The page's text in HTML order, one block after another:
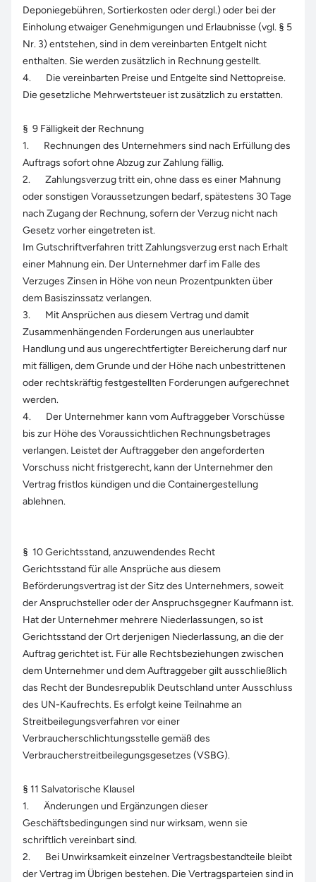
Deponiegebühren, Sortierkosten oder dergl.) oder bei der
Einholung etwaiger Genehmigungen und Erlaubnisse (vgl. § 5
Nr. 3) entstehen, sind in dem vereinbarten Entgelt nicht
enthalten. Sie werden zusätzlich in Rechnung gestellt.
4. Die vereinbarten Preise und Entgelte sind Nettopreise.
Die gesetzliche Mehrwertsteuer ist zusätzlich zu erstatten.
§ 9 Fälligkeit der Rechnung
1. Rechnungen des Unternehmers sind nach Erfüllung des
Auftrags sofort ohne Abzug zur Zahlung fällig.
2. Zahlungsverzug tritt ein, ohne dass es einer Mahnung
oder sonstigen Voraussetzungen bedarf, spätestens 30 Tage
nach Zugang der Rechnung, sofern der Verzug nicht nach
Gesetz vorher eingetreten ist.
Im Gutschriftverfahren tritt Zahlungsverzug erst nach Erhalt
einer Mahnung ein. Der Unternehmer darf im Falle des
Verzuges Zinsen in Höhe von neun Prozentpunkten über
dem Basiszinssatz verlangen.
3. Mit Ansprüchen aus diesem Vertrag und damit
Zusammenhängenden Forderungen aus unerlaubter
Handlung und aus ungerechtfertigter Bereicherung darf nur
mit fälligen, dem Grunde und der Höhe nach unbestrittenen
oder rechtskräftig festgestellten Forderungen aufgerechnet
werden.
4. Der Unternehmer kann vom Auftraggeber Vorschüsse
bis zur Höhe des Voraussichtlichen Rechnungsbetrages
verlangen. Leistet der Auftraggeber den angeforderten
Vorschuss nicht fristgerecht, kann der Unternehmer den
Vertrag fristlos kündigen und die Containergestellung
ablehnen.
§ 10 Gerichtsstand, anzuwendendes Recht
Gerichtsstand für alle Ansprüche aus diesem
Beförderungsvertrag ist der Sitz des Unternehmers, soweit
der Anspruchsteller oder der Anspruchsgegner Kaufmann ist.
Hat der Unternehmer mehrere Niederlassungen, so ist
Gerichtsstand der Ort derjenigen Niederlassung, an die der
Auftrag gerichtet ist. Für alle Rechtsbeziehungen zwischen
dem Unternehmer und dem Auftraggeber gilt ausschließlich
das Recht der Bundesrepublik Deutschland unter Ausschluss
des UN-Kaufrechts. Es erfolgt keine Teilnahme an
Streitbeilegungsverfahren vor einer
Verbraucherschlichtungsstelle gemäß des
Verbraucherstreitbeilegungsgesetzes (VSBG).
§ 11 Salvatorische Klausel
1. Änderungen und Ergänzungen dieser
Geschäftsbedingungen sind nur wirksam, wenn sie
schriftlich vereinbart sind.
2. Bei Unwirksamkeit einzelner Vertragsbestandteile bleibt
der Vertrag im Übrigen bestehen. Die Vertragsparteien sind in